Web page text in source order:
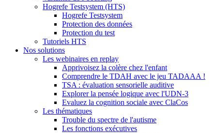
Hogrefe Testsystem (HTS)
Hogrefe Testsystem
Protection des données
Protection du test
Tutoriels HTS
Nos solutions
Les webinaires en replay
Apprivoisez la colère chez l'enfant
Comprendre le TDAH avec le jeu TADAAA !
TSA : évaluation sensorielle auditive
Explorer la pensée logique avec l'UDN-3
Evaluez la cognition sociale avec ClaCos
Les thématiques
Trouble du spectre de l'autisme
Les fonctions exécutives